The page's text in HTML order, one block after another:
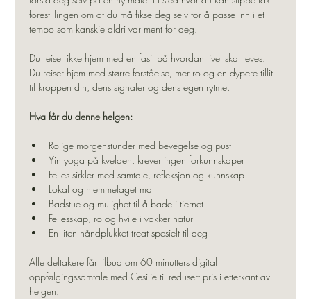
forestillingen om at du må fikse deg selv for å passe inn i et
tempo som kanskje aldri var ment for deg.
Du reiser ikke hjem med en fasit på hvordan livet skal leves.
Du reiser hjem med større forståelse, mer ro og en dypere tillit
til kroppen din, dens signaler og dens egen rytme.
Hva får du denne helgen:
Rolige morgenstunder med bevegelse og pust
Yin yoga på kvelden, krever ingen forkunnskaper
Felles sirkler med samtale, refleksjon og kunnskap
Lokal og hjemmelaget mat
Badstue og mulighet til å bade i tjernet
Fellesskap, ro og hvile i vakker natur
En liten håndplukket treat spesielt til deg
Alle deltakere får tilbud om 60 minutters digital
oppfølgingssamtale med Cesilie til redusert pris i etterkant av
helgen.